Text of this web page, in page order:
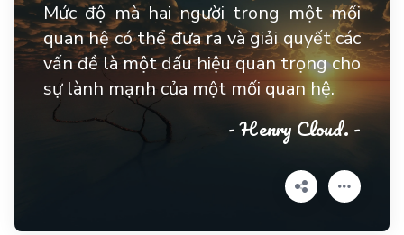
Mức độ mà hai người trong một mối
quan hệ có thể đưa ra và giải quyết các
vấn đề là một dấu hiệu quan trọng cho
sự lành mạnh của một mối quan hệ.
- Henry Cloud. -